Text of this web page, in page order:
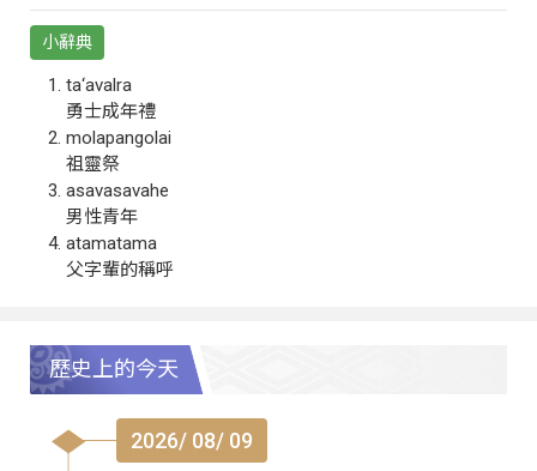
小辭典
ta‘avalra
勇士成年禮
molapangolai
祖靈祭
asavasavahe
男性青年
atamatama
父字輩的稱呼
歷史上的今天
2026/ 08/ 09